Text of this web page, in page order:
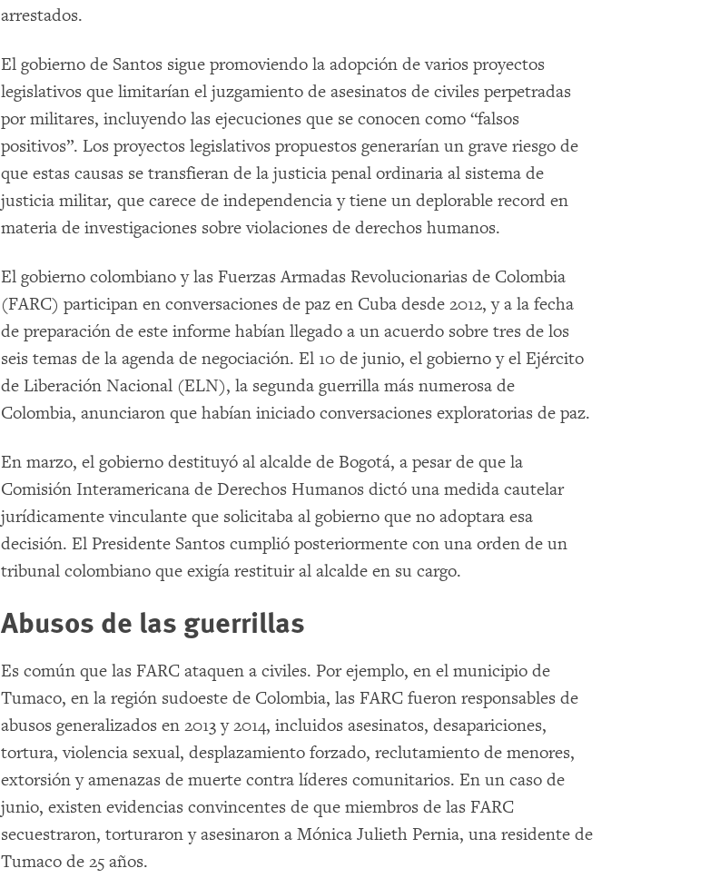
arrestados.
El gobierno de Santos sigue promoviendo la adopción de varios proyectos
legislativos que limitarían el juzgamiento de asesinatos de civiles perpetradas
por militares, incluyendo las ejecuciones que se conocen como “falsos
positivos”. Los proyectos legislativos propuestos generarían un grave riesgo de
que estas causas se transfieran de la justicia penal ordinaria al sistema de
justicia militar, que carece de independencia y tiene un deplorable record en
materia de investigaciones sobre violaciones de derechos humanos.
El gobierno colombiano y las Fuerzas Armadas Revolucionarias de Colombia
(FARC) participan en conversaciones de paz en Cuba desde 2012, y a la fecha
de preparación de este informe habían llegado a un acuerdo sobre tres de los
seis temas de la agenda de negociación. El 10 de junio, el gobierno y el Ejército
de Liberación Nacional (ELN), la segunda guerrilla más numerosa de
Colombia, anunciaron que habían iniciado conversaciones exploratorias de paz.
En marzo, el gobierno destituyó al alcalde de Bogotá, a pesar de que la
Comisión Interamericana de Derechos Humanos dictó una medida cautelar
jurídicamente vinculante que solicitaba al gobierno que no adoptara esa
decisión. El Presidente Santos cumplió posteriormente con una orden de un
tribunal colombiano que exigía restituir al alcalde en su cargo.
Abusos de las guerrillas
Es común que las FARC ataquen a civiles. Por ejemplo, en el municipio de
Tumaco, en la región sudoeste de Colombia, las FARC fueron responsables de
abusos generalizados en 2013 y 2014, incluidos asesinatos, desapariciones,
tortura, violencia sexual, desplazamiento forzado, reclutamiento de menores,
extorsión y amenazas de muerte contra líderes comunitarios. En un caso de
junio, existen evidencias convincentes de que miembros de las FARC
secuestraron, torturaron y asesinaron a Mónica Julieth Pernia, una residente de
Tumaco de 25 años.